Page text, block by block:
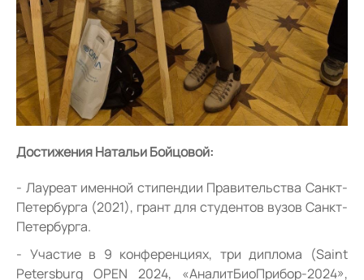
Достижения Натальи Бойцовой:
Лауреат именной стипендии Правительства Санкт-
Петербурга (2021), грант для студентов вузов Санкт-
Петербурга.
Участие в 9 конференциях, три диплома (Saint
Petersburg OPEN 2024, «АналитБиоПрибор-2024»,